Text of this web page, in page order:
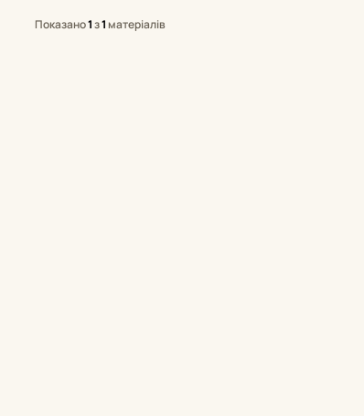
Показано1з1матеріалів